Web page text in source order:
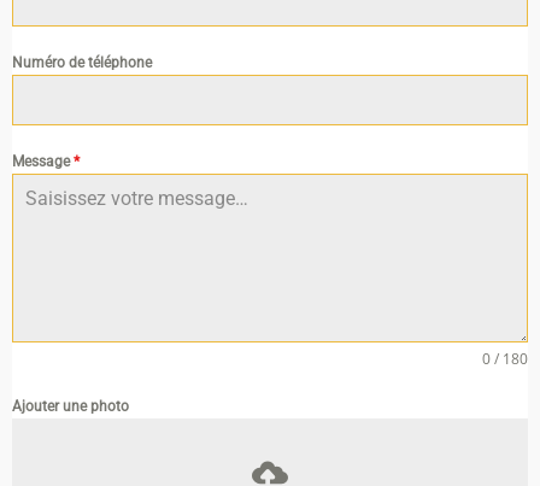
Numéro de téléphone
Message*
0 / 180
Ajouter une photo